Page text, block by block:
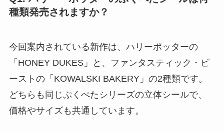
種類発売されますか？
今回案内されている新作は、ハリーポッターの
「HONEY DUKES」と、ファンタスティック・ビ
ーストの「KOWALSKI BAKERY」の2種類です。
どちらも同じぷくぺたシリーズの立体シールで、
価格やサイズも共通しています。